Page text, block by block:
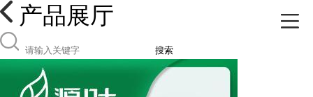
产品展厅
搜索